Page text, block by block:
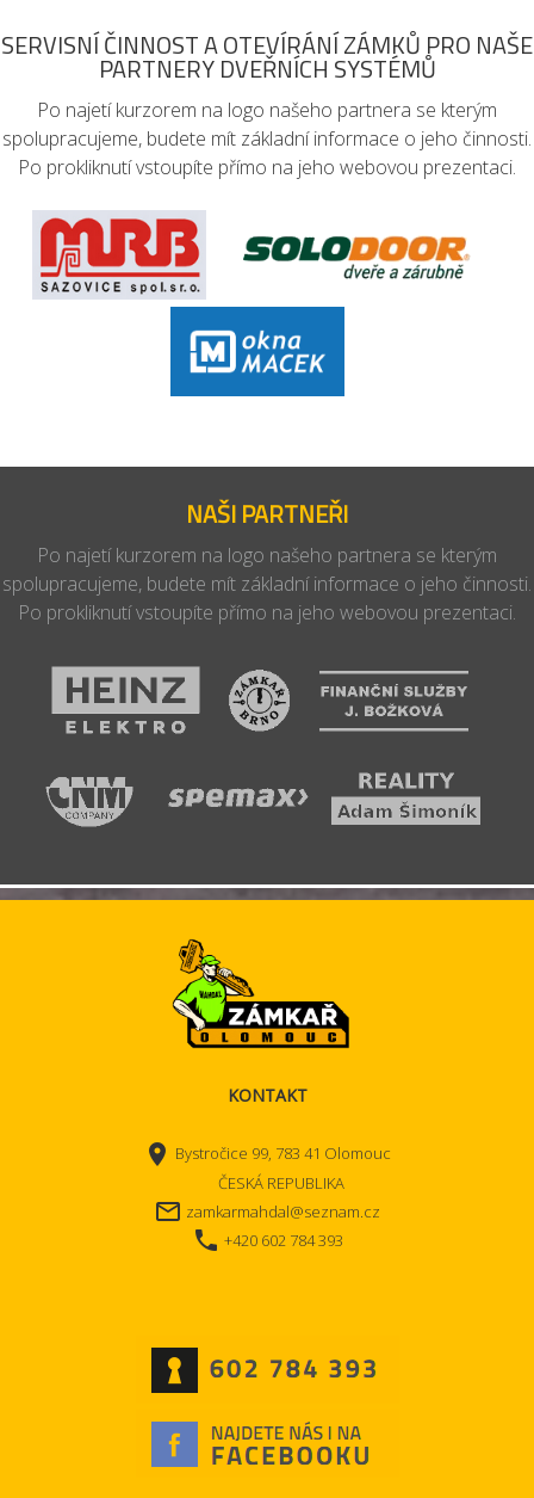
SERVISNÍ ČINNOST A OTEVÍRÁNÍ ZÁMKŮ PRO NAŠE
PARTNERY DVEŘNÍCH SYSTÉMŮ
Po najetí kurzorem na logo našeho partnera se kterým
spolupracujeme, budete mít základní informace o jeho činnosti.
Po prokliknutí vstoupíte přímo na jeho webovou prezentaci.
NAŠI PARTNEŘI
Po najetí kurzorem na logo našeho partnera se kterým
spolupracujeme, budete mít základní informace o jeho činnosti.
Po prokliknutí vstoupíte přímo na jeho webovou prezentaci.
KONTAKT
place Bystročice 99, 783 41 Olomouc
ČESKÁ REPUBLIKA
mail_outline zamkarmahdal@seznam.cz
local_phone +420 602 784 393